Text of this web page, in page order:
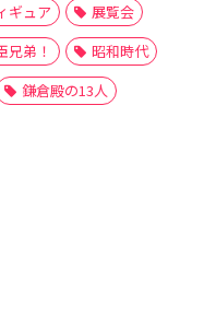
ギュア
展覧会
兄弟！
昭和時代
鎌倉殿の13人